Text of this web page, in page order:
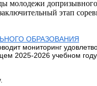
молодежи
этап
ОБРАЗОВАНИЯ
мониторинг
2025-2026 учебном году.